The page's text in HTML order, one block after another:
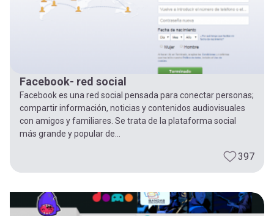
Facebook- red social
Facebook es una red social pensada para conectar personas;
compartir información, noticias y contenidos audiovisuales
con amigos y familiares. Se trata de la plataforma social
más grande y popular de...
397